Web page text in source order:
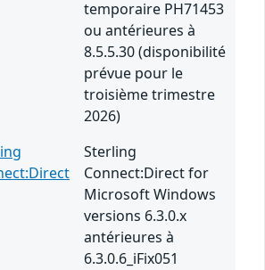
temporaire PH71453
ou antérieures à
8.5.5.30 (disponibilité
prévue pour le
troisième trimestre
2026)
Sterling
Connect:Direct for
Microsoft Windows
versions 6.3.0.x
antérieures à
6.3.0.6_iFix051